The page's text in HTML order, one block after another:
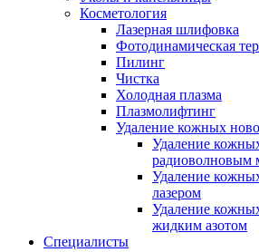
Косметология
Лазерная шлифовка
Фотодинамическая
Пилинг
Чистка
Холодная плазма
Плазмолифтинг
Удаление кожных
Удаление
радиоволновым
Удаление
лазером
Удаление
жидким азотом
Специалисты